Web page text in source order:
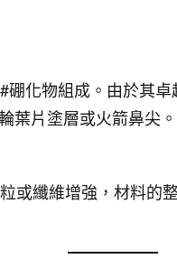
化物組成。由於其
葉片塗層或火箭鼻尖。
或纖維增強，材料的